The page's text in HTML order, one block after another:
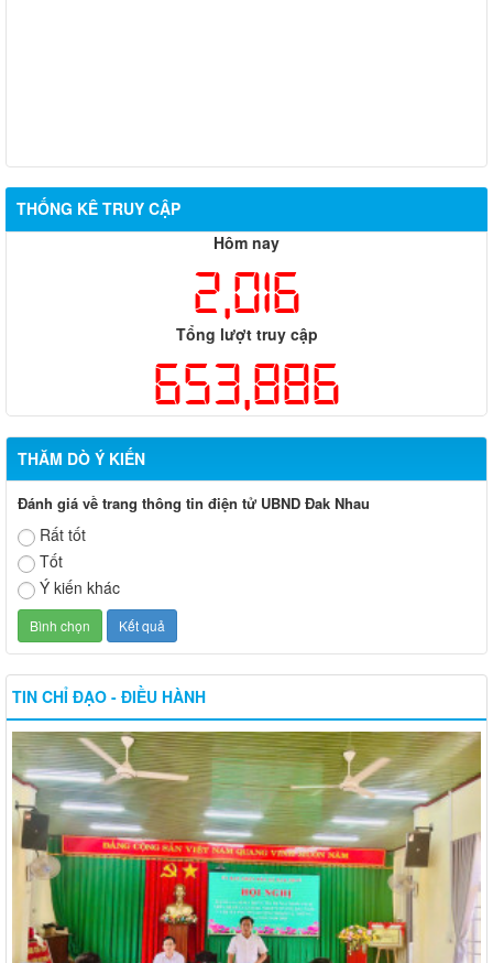
THỐNG KÊ TRUY CẬP
Hôm nay
2,016
Tổng lượt truy cập
653,886
THĂM DÒ Ý KIẾN
Đánh giá về trang thông tin điện tử UBND Đak Nhau
Rất tốt
Tốt
Ý kiến khác
TIN CHỈ ĐẠO - ĐIỀU HÀNH